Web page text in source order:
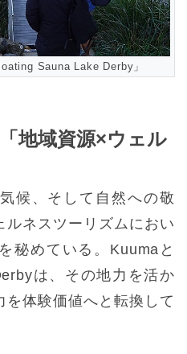
Sauna Lake Derby」
地域資源×ウェル
候、そして自然への敬
ネスツーリズムにおい
秘めている。Kuumaと
は、その地力を活か
を体験価値へと転換して